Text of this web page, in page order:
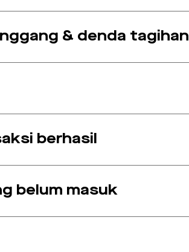
& denda tagihan
berhasil
belum masuk